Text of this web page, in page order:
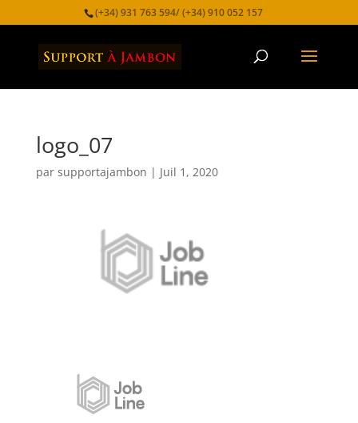
(+34) 931 763 594/ (+34) 910 052 157
logo_07
par supportajambon | Juil 1, 2020